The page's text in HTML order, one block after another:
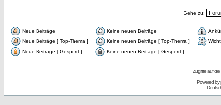
Gehe zu:
Neue Beiträge Keine neuen Beiträge
Neue Beiträge [ Top-Thema ]
Keine neuen Beiträge [ Top-Thema ]
Neue Beiträge [ Gesperrt ]
Keine neuen Beiträge [ Gesperrt ]
Zugriffe auf
Powered by